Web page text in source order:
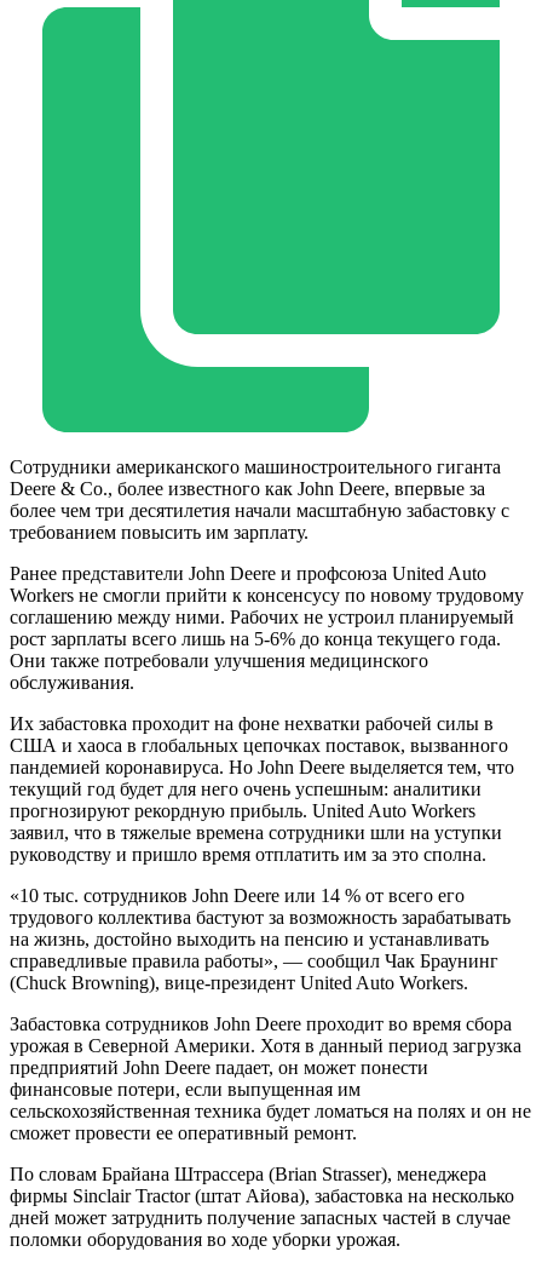
Сотрудники американского машиностроительного гиганта
Deere & Co., более известного как John Deere, впервые за
более чем три десятилетия начали масштабную забастовку с
требованием повысить им зарплату.
Ранее представители John Deere и профсоюза United Auto
Workers не смогли прийти к консенсусу по новому трудовому
соглашению между ними. Рабочих не устроил планируемый
рост зарплаты всего лишь на 5-6% до конца текущего года.
Они также потребовали улучшения медицинского
обслуживания.
Их забастовка проходит на фоне нехватки рабочей силы в
США и хаоса в глобальных цепочках поставок, вызванного
пандемией коронавируса. Но John Deere выделяется тем, что
текущий год будет для него очень успешным: аналитики
прогнозируют рекордную прибыль. United Auto Workers
заявил, что в тяжелые времена сотрудники шли на уступки
руководству и пришло время отплатить им за это сполна.
«10 тыс. сотрудников John Deere или 14 % от всего его
трудового коллектива бастуют за возможность зарабатывать
на жизнь, достойно выходить на пенсию и устанавливать
справедливые правила работы», — сообщил Чак Браунинг
(Chuck Browning), вице-президент United Auto Workers.
Забастовка сотрудников John Deere проходит во время сбора
урожая в Северной Америки. Хотя в данный период загрузка
предприятий John Deere падает, он может понести
финансовые потери, если выпущенная им
сельскохозяйственная техника будет ломаться на полях и он не
сможет провести ее оперативный ремонт.
По словам Брайана Штрассера (Brian Strasser), менеджера
фирмы Sinclair Tractor (штат Айова), забастовка на несколько
дней может затруднить получение запасных частей в случае
поломки оборудования во ходе уборки урожая.